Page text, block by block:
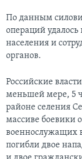
По данным
операций
населения и
органов.
Российские
меньшей мере, 5
районе селения
массиве боевики
военнослужащих
погибли двое